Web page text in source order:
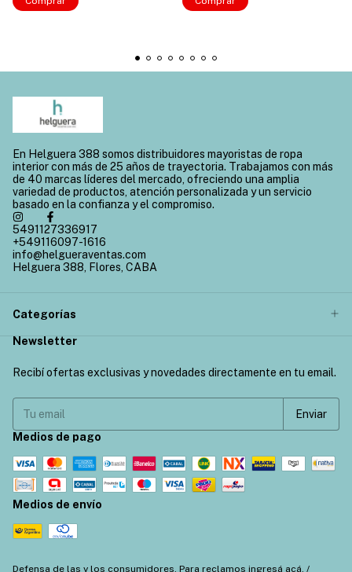
En Helguera 388 somos distribuidores mayoristas de ropa
interior con más de 25 años de trayectoria. Trabajamos con más
de 40 marcas líderes del mercado, ofreciendo una amplia
variedad de productos, atención personalizada y un servicio
basado en la confianza y el compromiso.
5491127336917
+549116097-1616
info@helgueraventas.com
Helguera 388, Flores, CABA
Categorías
Newsletter
Recibí ofertas exclusivas y novedades directamente en tu email.
Medios de pago
Medios de envío
Defensa de las y los consumidores. Para reclamos ingresá acá. /